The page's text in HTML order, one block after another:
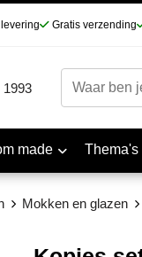
Gratis verzending
made Thema's
Mokken en glazen